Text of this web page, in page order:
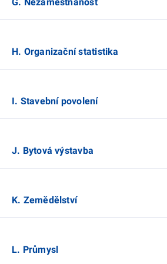
H. Organizační statistika
I. Stavební povolení
J. Bytová výstavba
K. Zemědělství
L. Průmysl